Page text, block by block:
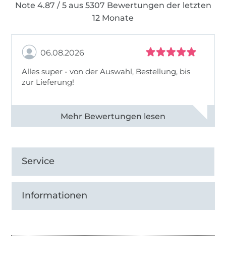
Note 4.87 / 5 aus 5307 Bewertungen der letzten
12 Monate
06.08.2026
Alles super - von der Auswahl, Bestellung, bis
zur Lieferung!
Alle 82968 Bewertungen ansehen
Service
Informationen